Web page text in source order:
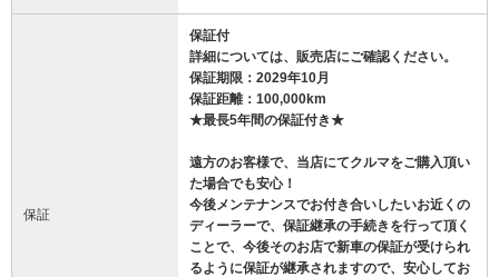
保証
保証付
詳細については、販売店にご確認ください。
保証期限：2029年10月
保証距離：100,000km
★最長5年間の保証付き★
遠方のお客様で、当店にてクルマをご購入頂い
た場合でも安心！
今後メンテナンスでお付き合いしたいお近くの
ディーラーで、保証継承の手続きを行って頂く
ことで、今後そのお店で新車の保証が受けられ
るように保証が継承されますので、安心してお